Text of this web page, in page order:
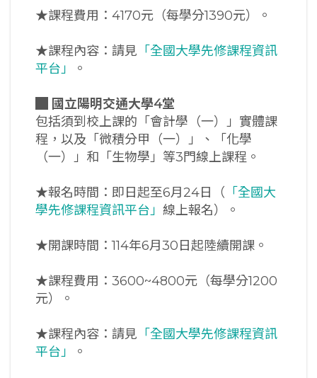
★課程費用：4170元（每學分1390元）。
★課程內容：請見 「全國大學先修課程資訊
平台」
。
國立陽明交通大學4堂
包括須到校上課的「會計學（一）」實體課
程，以及「微積分甲（一）」、「化學
（一）」和「生物學」等3門線上課程。
★報名時間：即日起至6月24日（ 「全國大
學先修課程資訊平台」 線上報名）。
★開課時間：114年6月30日起陸續開課。
★課程費用：3600~4800元（每學分1200
元）。
★課程內容：請見 「全國大學先修課程資訊
平台」
。